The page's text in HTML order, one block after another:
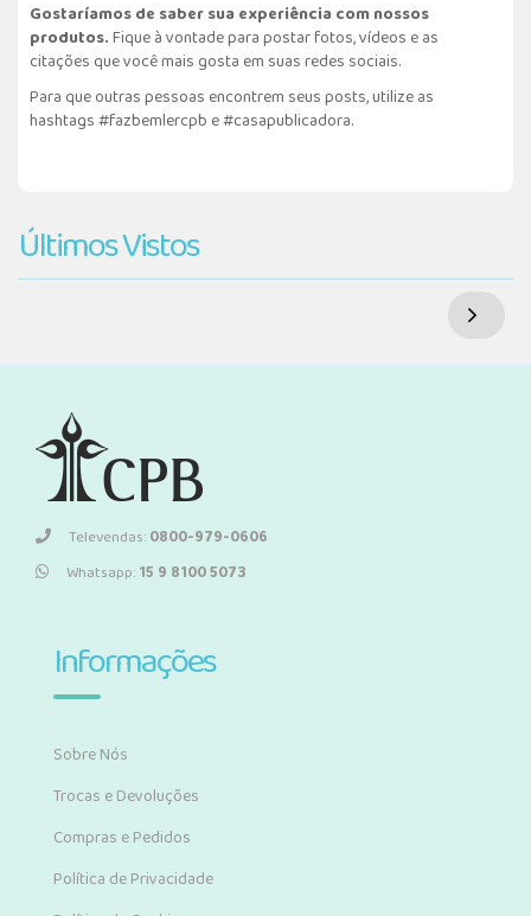
Gostaríamos de saber sua experiência com nossos
produtos.Fique à vontade para postar fotos, vídeos e as
citações que você mais gosta em suas redes sociais.
Para que outras pessoas encontrem seus posts, utilize as
hashtags #fazbemlercpb e #casapublicadora.
Últimos Vistos
Televendas:0800-979-0606
Whatsapp:15 9 8100 5073
Informações
Sobre Nós
Trocas e Devoluções
Compras e Pedidos
Política de Privacidade